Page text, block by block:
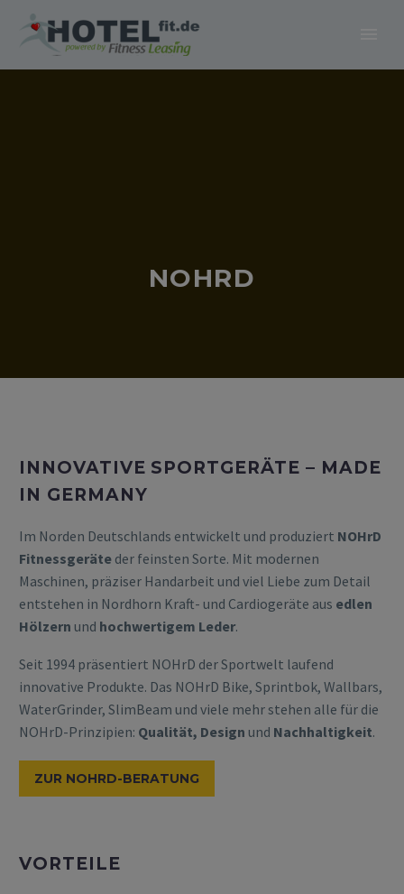
NOHRD
INNOVATIVE SPORTGERÄTE – MADE
IN GERMANY
Im Norden Deutschlands entwickelt und produziert NOHrD
Fitnessgeräte der feinsten Sorte. Mit modernen
Maschinen, präziser Handarbeit und viel Liebe zum Detail
entstehen in Nordhorn Kraft- und Cardiogeräte aus edlen
Hölzern und hochwertigem Leder.
Seit 1994 präsentiert NOHrD der Sportwelt laufend
innovative Produkte. Das NOHrD Bike, Sprintbok, Wallbars,
WaterGrinder, SlimBeam und viele mehr stehen alle für die
NOHrD-Prinzipien: Qualität, Design und Nachhaltigkeit.
ZUR NOHRD-BERATUNG
VORTEILE